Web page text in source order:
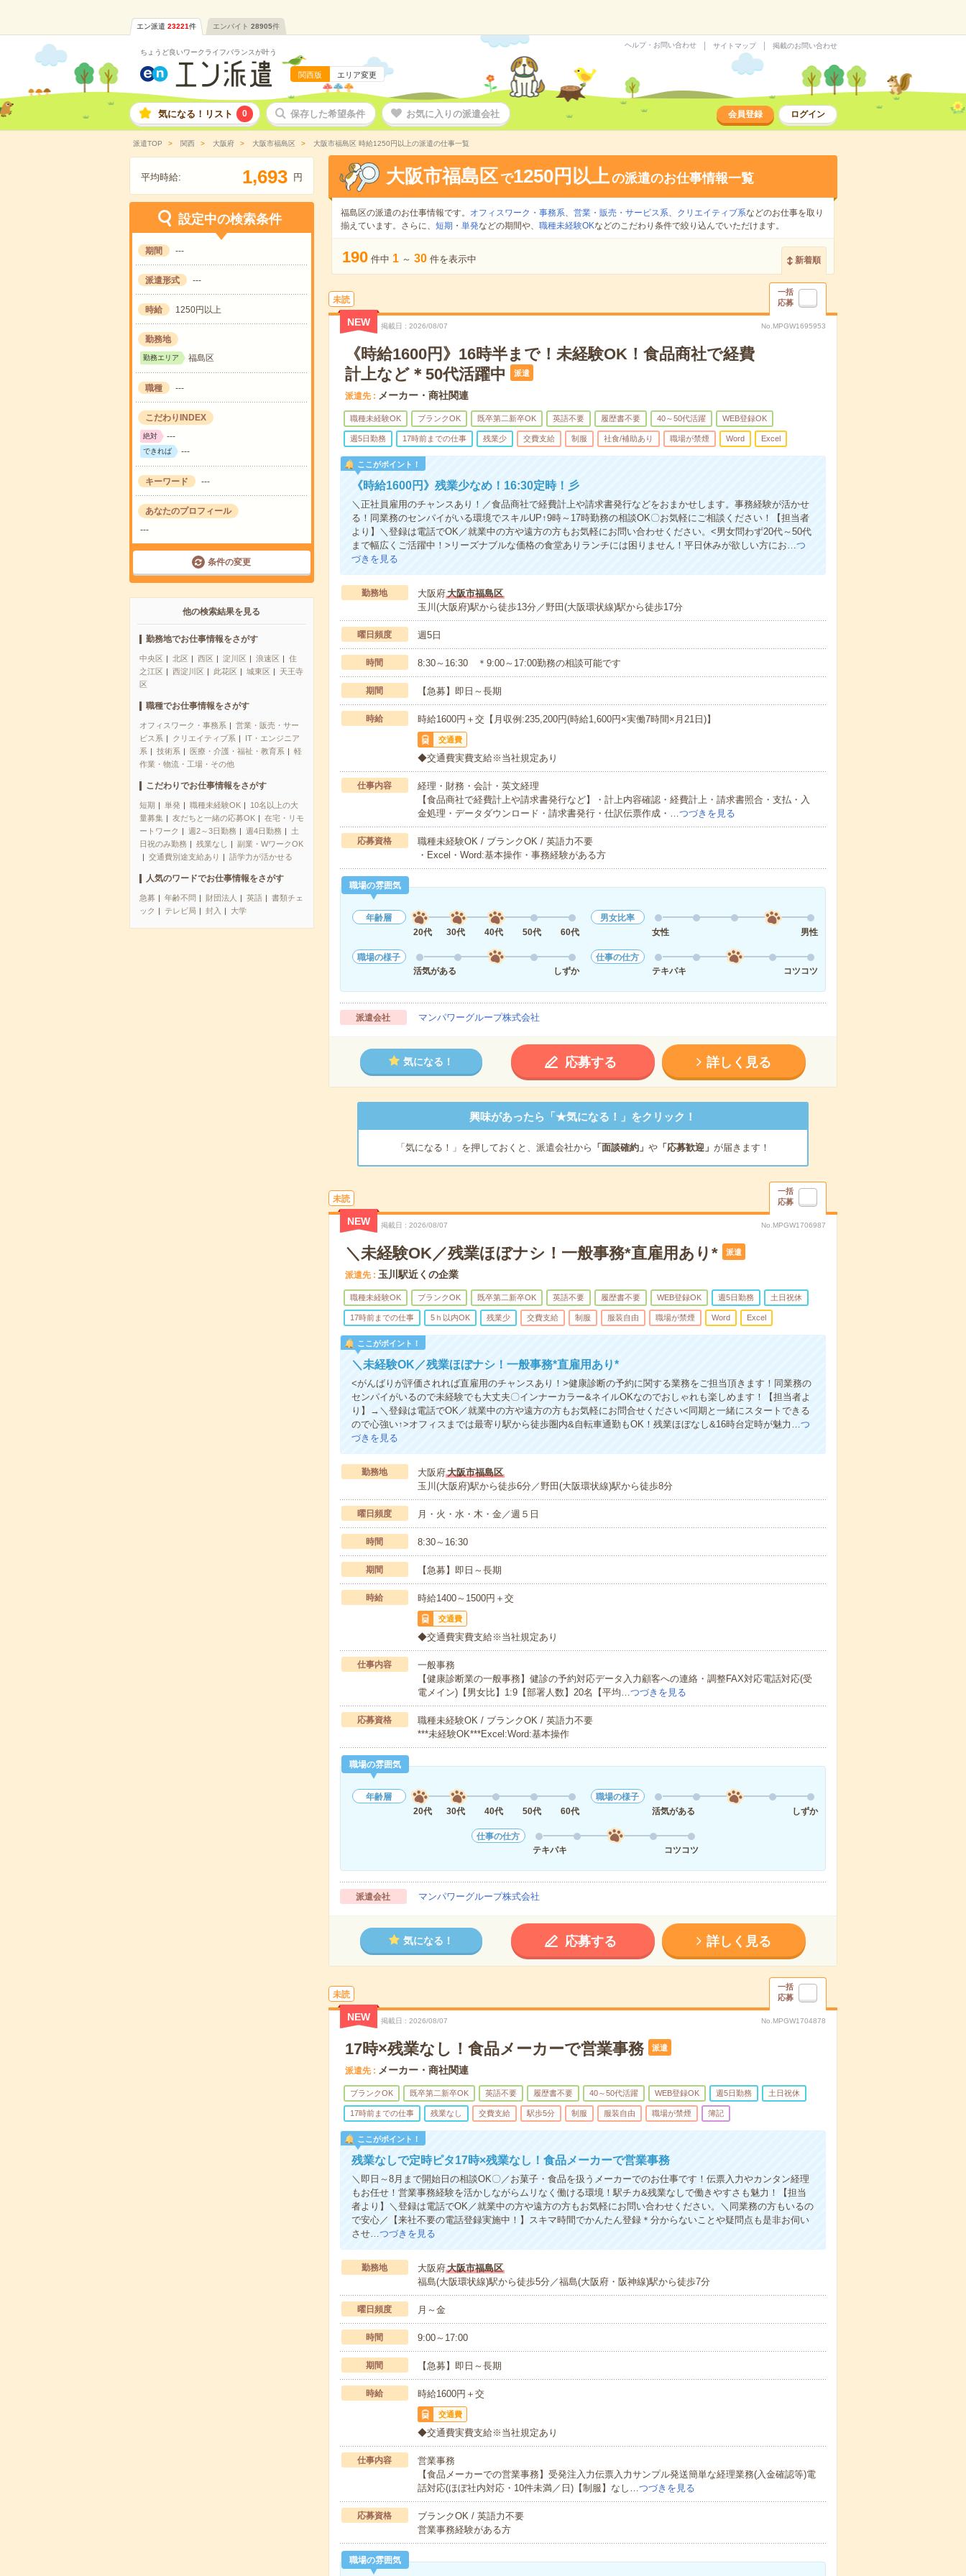
エン派遣 23221件 エンバイト 28905件
ちょうど良いワークライフバランスが叶う
関西版 エリア変更
ヘルプ・お問い合わせ サイトマップ 掲載のお問い合わせ
気になる！リスト 0 保存した希望条件 お気に入りの派遣会社 会員登録 ログイン
派遣TOP 関西 大阪府 大阪市福島区 大阪市福島区 時給1250円以上の派遣の仕事一覧
平均時給: 1,693 円
設定中の検索条件
期間 ---
派遣形式 ---
時給 1250円以上
勤務地
勤務エリア 福島区
職種 ---
こだわりINDEX
絶対 ---
できれば ---
キーワード ---
あなたのプロフィール
---
条件の変更
他の検索結果を見る
勤務地でお仕事情報をさがす
中央区 北区 西区 淀川区 浪速区
住
之江区
西淀川区 此花区 城東区
天王寺
区
職種でお仕事情報をさがす
オフィスワーク・事務系
営業・販売・サー
ビス系
クリエイティブ系
IT・エンジニア
系
技術系 医療・介護・福祉・教育系
軽
作業・物流・工場・その他
こだわりでお仕事情報をさがす
短期 単発 職種未経験OK
10名以上の大
量募集
友だちと一緒の応募OK
在宅・リモ
ートワーク
週2～3日勤務 週4日勤務
土
日祝のみ勤務
残業なし
副業・WワークOK
交通費別途支給あり
語学力が活かせる
人気のワードでお仕事情報をさがす
急募 年齢不問 財団法人 英語
書類チェ
ック
テレビ局 封入 大学
大阪市福島区 で1250円以上の派遣のお仕事情報一覧
福島区の派遣のお仕事情報です。 オフィスワーク・事務系、 営業・販売・サービス系、 クリエイティブ系などのお仕事を取り
揃えています。さらに、 短期 ・ 単発などの期間や、 職種未経験OKなどのこだわり条件で絞り込んでいただけます。
190 件中 1 ～ 30 件を表示中 新着順
未読
一括
応募
NEW 掲載日 2026/08/07 No.MPGW1695953
《時給1600円》16時半まで！未経験OK！食品商社で経費
計上など＊50代活躍中
派遣
派遣先 メーカー・商社関連
職種未経験OK ブランクOK 既卒第二新卒OK 英語不要 履歴書不要 40～50代活躍 WEB登録OK
週5日勤務 17時前までの仕事 残業少 交費支給 制服 社食/補助あり 職場が禁煙 Word Excel
ここがポイント！
《時給1600円》残業少なめ！16:30定時！彡
＼正社員雇用のチャンスあり！／食品商社で経費計上や請求書発行などをおまかせします。事務経験が活かせ
る！同業務のセンパイがいる環境でスキルUP↑9時～17時勤務の相談OK〇お気軽にご相談ください！【担当者
より】＼登録は電話でOK／就業中の方や遠方の方もお気軽にお問い合わせください。<男女問わず20代～50代
まで幅広くご活躍中！>リーズナブルな価格の食堂ありランチには困りません！平日休みが欲しい方にお…つ
づきを見る
勤務地 大阪府大阪市福島区
玉川(大阪府)駅から徒歩13分／野田(大阪環状線)駅から徒歩17分
曜日頻度 週5日
時間 8:30～16:30 ＊9:00～17:00勤務の相談可能です
期間 【急募】即日～長期
時給 時給1600円＋交【月収例:235,200円(時給1,600円×実働7時間×月21日)】
交通費
◆交通費実費支給※当社規定あり
仕事内容
経理・財務・会計・英文経理
【食品商社で経費計上や請求書発行など】・計上内容確認・経費計上・請求書照合・支払・入
金処理・データダウンロード・請求書発行・仕訳伝票作成・…つづきを見る
応募資格
職種未経験OK / ブランクOK / 英語力不要
・Excel・Word:基本操作・事務経験がある方
職場の雰囲気
年齢層
20代
30代 40代 50代 60代
男女比率
女性
男性
職場の様子
活気がある
しずか
仕事の仕方
テキパキ
コツコツ
派遣会社 マンパワーグループ株式会社
気になる！ 応募する 詳しく見る
興味があったら「★気になる！」をクリック！
「気になる！」を押しておくと、派遣会社から 「面談確約」 や「応募歓迎」 が届きます！
未読
一括
応募
NEW 掲載日 2026/08/07 No.MPGW1706987
＼未経験OK／残業ほぼナシ！一般事務*直雇用あり* 派遣
派遣先 玉川駅近くの企業
職種未経験OK ブランクOK 既卒第二新卒OK 英語不要 履歴書不要 WEB登録OK 週5日勤務 土日祝休
17時前までの仕事 5ｈ以内OK 残業少 交費支給 制服 服装自由 職場が禁煙 Word Excel
ここがポイント！
＼未経験OK／残業ほぼナシ！一般事務*直雇用あり*
<がんばりが評価されれば直雇用のチャンスあり！>健康診断の予約に関する業務をご担当頂きます！同業務の
センパイがいるので未経験でも大丈夫〇インナーカラー&ネイルOKなのでおしゃれも楽しめます！【担当者よ
り】→＼登録は電話でOK／就業中の方や遠方の方もお気軽にお問合せください<同期と一緒にスタートできる
ので心強い↑>オフィスまでは最寄り駅から徒歩圏内&自転車通勤もOK！残業ほぼなし&16時台定時が魅力…つ
づきを見る
勤務地 大阪府大阪市福島区
玉川(大阪府)駅から徒歩6分／野田(大阪環状線)駅から徒歩8分
曜日頻度 月・火・水・木・金／週５日
時間 8:30～16:30
期間 【急募】即日～長期
時給 時給1400～1500円＋交
交通費
◆交通費実費支給※当社規定あり
仕事内容
一般事務
【健康診断業の一般事務】健診の予約対応データ入力顧客への連絡・調整FAX対応電話対応(受
電メイン)【男女比】1:9【部署人数】20名【平均…つづきを見る
応募資格
職種未経験OK / ブランクOK / 英語力不要
***未経験OK***Excel:Word:基本操作
職場の雰囲気
年齢層
20代
30代 40代 50代 60代
職場の様子
活気がある
しずか
仕事の仕方
テキパキ
コツコツ
派遣会社 マンパワーグループ株式会社
気になる！ 応募する 詳しく見る
未読
一括
応募
NEW 掲載日 2026/08/07 No.MPGW1704878
17時×残業なし！食品メーカーで営業事務 派遣
派遣先 メーカー・商社関連
ブランクOK 既卒第二新卒OK 英語不要 履歴書不要 40～50代活躍 WEB登録OK 週5日勤務 土日祝休
17時前までの仕事 残業なし 交費支給 駅歩5分 制服 服装自由 職場が禁煙 簿記
ここがポイント！
残業なしで定時ピタ17時×残業なし！食品メーカーで営業事務
＼即日～8月まで開始日の相談OK〇／お菓子・食品を扱うメーカーでのお仕事です！伝票入力やカンタン経理
もお任せ！営業事務経験を活かしながらムリなく働ける環境！駅チカ&残業なしで働きやすさも魅力！【担当
者より】＼登録は電話でOK／就業中の方や遠方の方もお気軽にお問い合わせください。＼同業務の方もいるの
で安心／【来社不要の電話登録実施中！】スキマ時間でかんたん登録＊分からないことや疑問点も是非お伺い
させ…つづきを見る
勤務地 大阪府大阪市福島区
福島(大阪環状線)駅から徒歩5分／福島(大阪府・阪神線)駅から徒歩7分
曜日頻度 月～金
時間 9:00～17:00
期間 【急募】即日～長期
時給 時給1600円＋交
交通費
◆交通費実費支給※当社規定あり
仕事内容
営業事務
【食品メーカーでの営業事務】受発注入力伝票入力サンプル発送簡単な経理業務(入金確認等)電
話対応(ほぼ社内対応・10件未満／日)【制服】なし…つづきを見る
応募資格
ブランクOK / 英語力不要
営業事務経験がある方
職場の雰囲気